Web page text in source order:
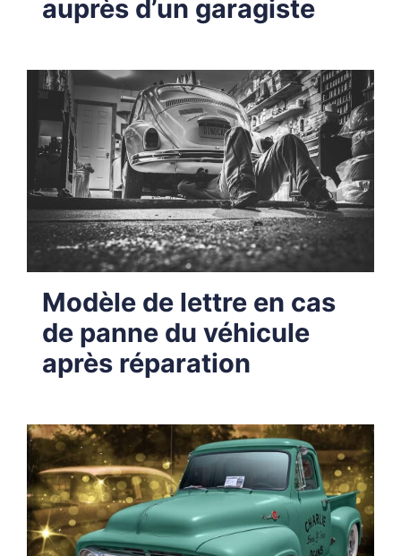
auprès d’un garagiste
Modèle de lettre en cas
de panne du véhicule
après réparation